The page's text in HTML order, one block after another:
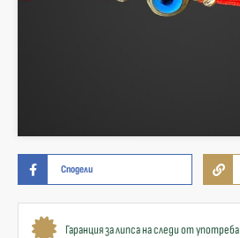
Сподели
Гаранция за липса на следи от употреба